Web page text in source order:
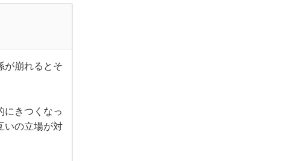
が崩れるとそ
にきつくなっ
いの立場が対